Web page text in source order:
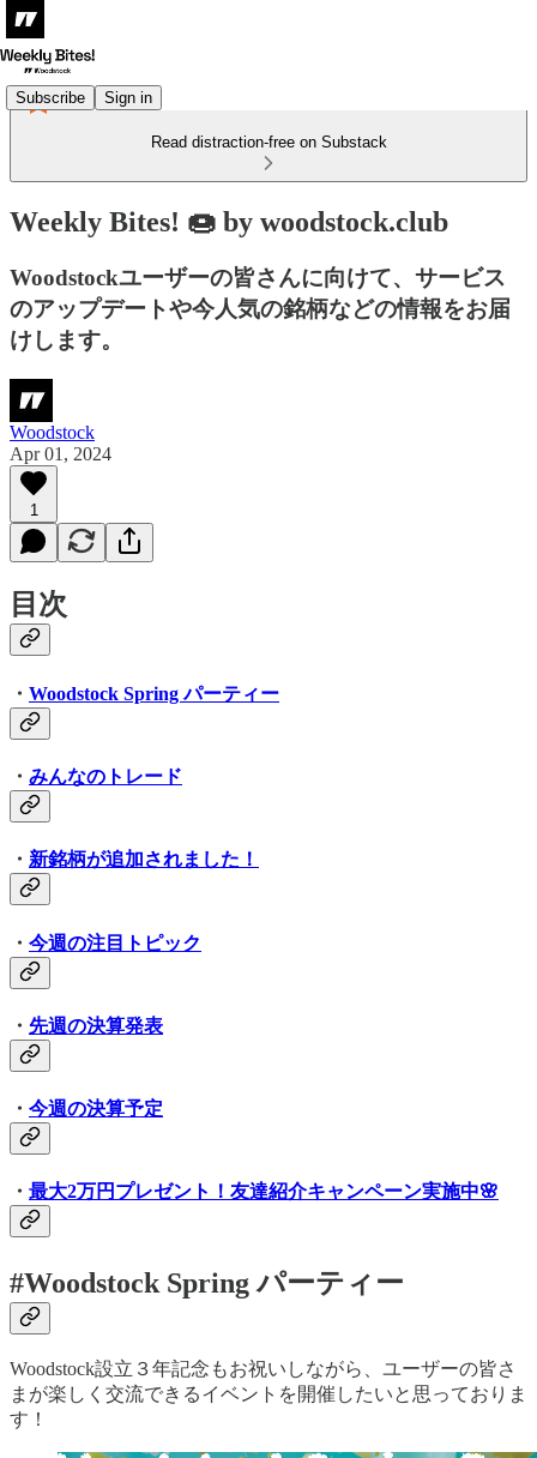
Subscribe Sign in
Read distraction-free on Substack
Weekly Bites! 🍩 by woodstock.club
Woodstockユーザーの皆さんに向けて、サービス
のアップデートや今人気の銘柄などの情報をお届
けします。
Woodstock
Apr 01, 2024
1
目次
・ Woodstock Spring パーティー
・ みんなのトレード
・ 新銘柄が追加されました！
・ 今週の注目トピック
・ 先週の決算発表
・ 今週の決算予定
・ 最大2万円プレゼント！友達紹介キャンペーン実施中🌸
#Woodstock Spring パーティー
Woodstock設立３年記念もお祝いしながら、ユーザーの皆さ
まが楽しく交流できるイベントを開催したいと思っておりま
す！